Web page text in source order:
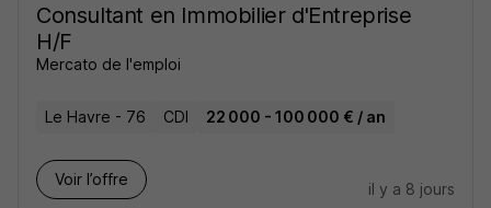
Consultant en Immobilier d'Entreprise
H/F
Mercato de l'emploi
Le Havre - 76 CDI 22 000 - 100 000 € / an
Voir l’offre
il y a 8 jours